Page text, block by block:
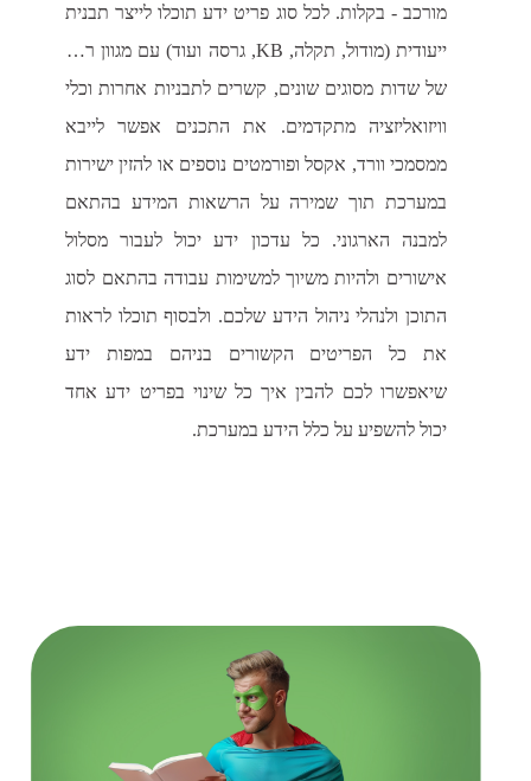
מורכב - בקלות. לכל סוג פריט ידע תוכלו לייצר תבנית
ייעודית (מודול, תקלה, KB, גרסה ועוד) עם מגוון רחב
של שדות מסוגים שונים, קשרים לתבניות אחרות וכלי
וויזואליזציה מתקדמים. את התכנים אפשר לייבא
ממסמכי וורד, אקסל ופורמטים נוספים או להזין ישירות
במערכת תוך שמירה על הרשאות המידע בהתאם
למבנה הארגוני. כל עדכון ידע יכול לעבור מסלול
אישורים ולהיות משיוך למשימות עבודה בהתאם לסוג
התוכן ולנהלי ניהול הידע שלכם. ולבסוף תוכלו לראות
את כל הפריטים הקשורים בניהם במפות ידע
שיאפשרו לכם להבין איך כל שינוי בפריט ידע אחד
יכול להשפיע על כלל הידע במערכת.